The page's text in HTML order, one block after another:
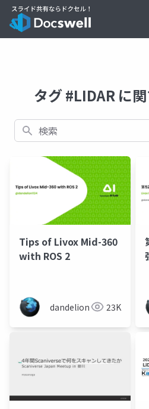
タグ #LIDAR に
検索
Tips of Livox Mid-360
with ROS 2
dandelion 23K